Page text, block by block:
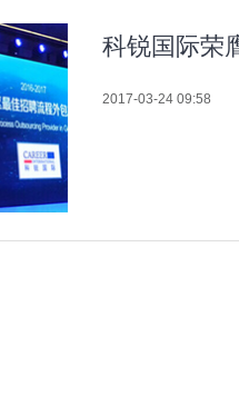
科锐国际荣
2017-03-24 09:58